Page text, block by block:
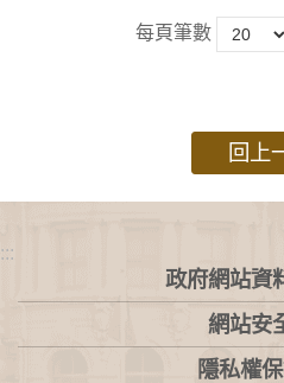
每頁筆數
回上
:::
政府網站資
網站安
隱私權